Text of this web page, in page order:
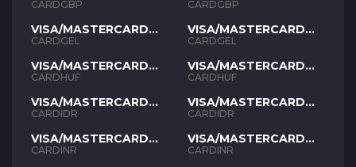
GBP
CARDGBP
VISA/MASTERCARD
GEL
CARDGEL
VISA/MASTERCARD
HUF
CARDHUF
VISA/MASTERCARD
IDR
CARDIDR
VISA/MASTERCARD
INR
CARDINR
GBP
CARDGBP
VISA/MASTERCARD
GEL
CARDGEL
VISA/MASTERCARD
HUF
CARDHUF
VISA/MASTERCARD
IDR
CARDIDR
VISA/MASTERCARD
INR
CARDINR